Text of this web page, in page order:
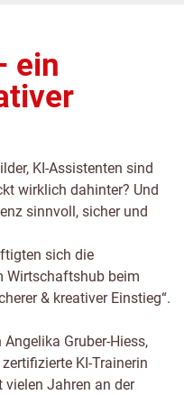
ein
KI-Assistenten sind
wirklich dahinter? Und
sinnvoll, sicher und
sich die
Wirtschaftshub beim
& kreativer Einstieg“.
Gruber-Hiess,
KI-Trainerin
vielen Jahren an der